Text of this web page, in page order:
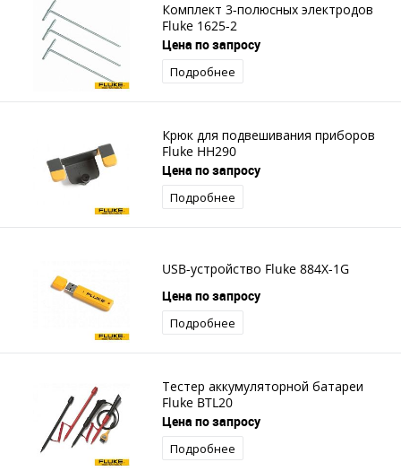
Комплект 3-полюсных электродов
Fluke 1625-2
Цена по запросу
Подробнее
Крюк для подвешивания приборов
Fluke HH290
Цена по запросу
Подробнее
USB-устройство Fluke 884X-1G
Цена по запросу
Подробнее
Тестер аккумуляторной батареи
Fluke BTL20
Цена по запросу
Подробнее